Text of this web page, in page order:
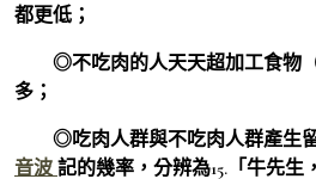
都更低；
◎不吃肉的人天天超加工食物
多；
◎吃肉人群與不吃肉人群產生
音波 記的幾率，分辨為15.「牛先